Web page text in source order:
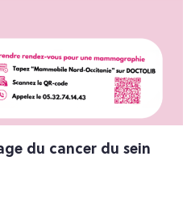
du cancer du sein